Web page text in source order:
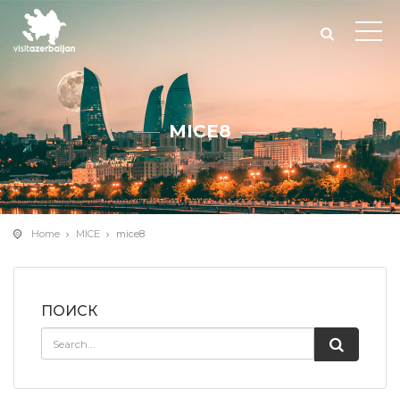
MICE8
Home MICE mice8
ПОИСК